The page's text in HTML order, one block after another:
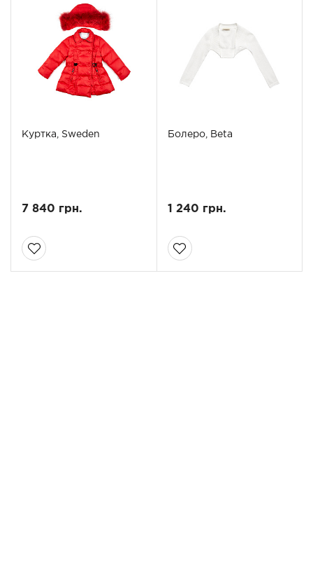
Куртка, Sweden
7 840 грн.
Болеро, Beta
1 240 грн.